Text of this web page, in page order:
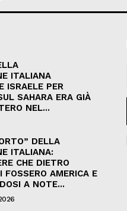
ITALIANA
ISRAELE PER
SAHARA ERA GIÀ
NEL...
DELLA
ITALIANA:
CHE DIETRO
FOSSERO AMERICA E
A NOTE...